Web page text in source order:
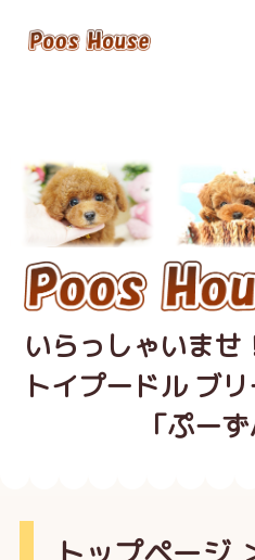
いらっしゃいませ
トイプードル ブ
「ぷーずハ